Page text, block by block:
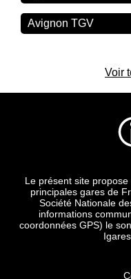
Avignon TGV
Voir
Le présent site
principales gares de
Société Nationale
informations
coordonnées GPS) le